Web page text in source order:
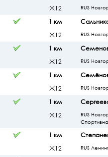
Ж12
RUS
1 км
Ж12
RUS
1 км
Ж12
RUS
1 км
Ж12
RUS
1 км
Ж12
RUS
1 км
Ж12
RUS